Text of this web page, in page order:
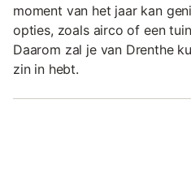
moment van het jaar kan
opties, zoals airco of een
Daarom zal je van Drenthe
zin in hebt.